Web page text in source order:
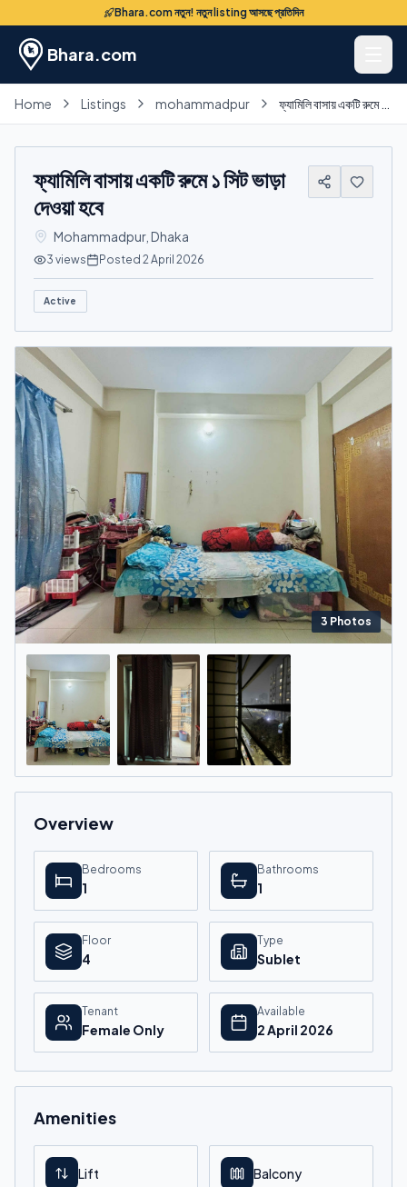
Bhara.com নতুন! নতুন listing আসছে প্রতিদিন
Bhara.com
Home Listings mohammadpur
ফ্যামিলি বাসায় একটি রুমে ১ সিট ভাড়া
দেওয়া হবে
Mohammadpur, Dhaka
3 views Posted 2 April 2026
Active
3 Photos
Overview
Bedrooms
1
Bathrooms
1
Floor
4
Type
Sublet
Tenant
Female Only
Available
2 April 2026
Amenities
Lift Balcony